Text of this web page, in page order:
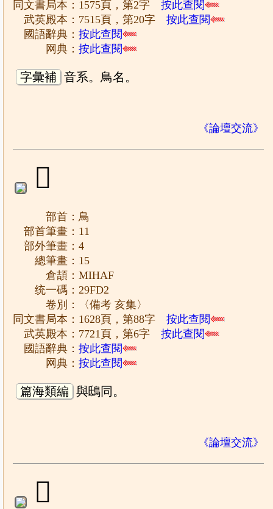
同文書局本：1575頁，第2字按此查閱
武英殿本：7515頁，第20字按此查閱
國語辭典：按此查閱
网典：按此查閱
字彙補 音系。鳥名。
《論壇交流》
𩿒
部首：鳥
部首筆畫：11
部外筆畫：4
總筆畫：15
倉頡：MIHAF
统一碼：29FD2
卷別：〈備考 亥集〉
同文書局本：1628頁，第88字按此查閱
武英殿本：7721頁，第6字按此查閱
國語辭典：按此查閱
网典：按此查閱
篇海類編 與鴟同。
《論壇交流》
𩿑